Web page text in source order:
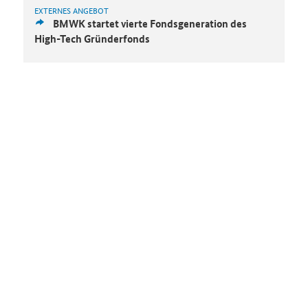
EXTERNES ANGEBOT
BMWK startet vierte Fondsgeneration des
High-Tech Gründerfonds